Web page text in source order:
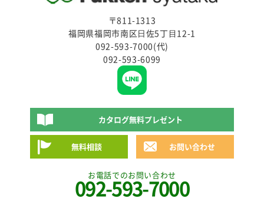
〒811-1313
福岡県福岡市南区⽇佐5丁⽬12-1
092-593-7000(代)
092-593-6099
カタログ無料プレゼント
無料相談 お問い合わせ
お電話でのお問い合わせ
092-593-7000